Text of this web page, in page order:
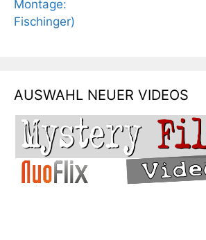
AUSWAHL NEUER VIDEOS